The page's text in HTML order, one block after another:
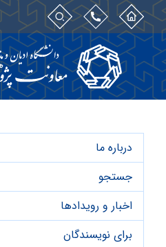
درباره ما
جستجو
اخبار و رویدادها
برای نویسندگان